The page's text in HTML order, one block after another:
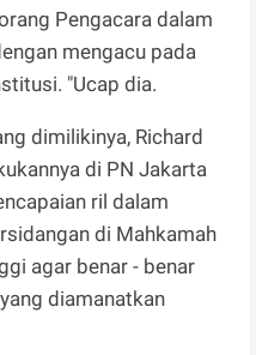
Pengacara dalam
mengacu pada
"Ucap dia.
dimilikinya, Richard
di PN Jakarta
ril dalam
di Mahkamah
agar benar - benar
diamanatkan